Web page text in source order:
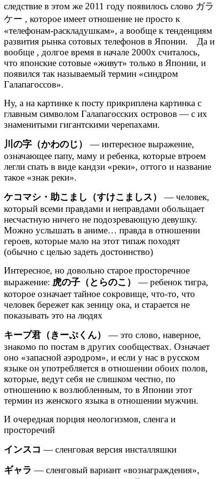
следствие в этом же 2011 году появилось слово ガラ
ケー , которое имеет отношение не просто к
«телефонам-раскладушкам», а вообще к тенденциям
развития рынка сотовых телефонов в Японии. Да и
вообще , долгое время в начале 2000х считалось,
что японские сотовые «живут» только в Японии, и
появился так называемый термин «синдром
Галапагоссов».
Ну, а на картинке к посту прикриплена картинка с
главным символом Галапагосских островов — с их
знаменитыми гигантскими черепахами.
川の字（かわのじ）
— интересное выражение,
означающее папу, маму и ребенка, которые втроем
легли спать в виде кандзи «реки», оттого и название
такое «знак реки».
ケコマシ・助こまし（すけこましス）
— человек,
который всеми правдами и неправдами обольщает
несчастную ничего не подозревающую девушку.
Можно услышать в аниме… правда в отношении
героев, которые мало на этот типаж походят
(обычно с целью задеть достоинство)
Интересное, но довольно старое просторечное
выражение: 虎の子（とらのこ）
— ребенок тигра,
которое означает тайное сокровище, что-то, что
человек бережет как зеницу ока, и старается не
показывать это на людях
キープ君（きーぷくん）
— это слово, наверное,
знакомо по постам в других сообществах. Означает
оно «запасной аэродром», и если у нас в русском
языке он употребляется в отношении обоих полов,
которые, ведут себя не слишком честно, по
отношению к возлюбленным, то в Японии этот
термин из женского языка в отношении мужчин.
И очередная порция неологизмов, сленга и
просторечий
インスコ — сленговая версия инсталляшки
ギャラ — сленговый вариант «вознаграждения»,